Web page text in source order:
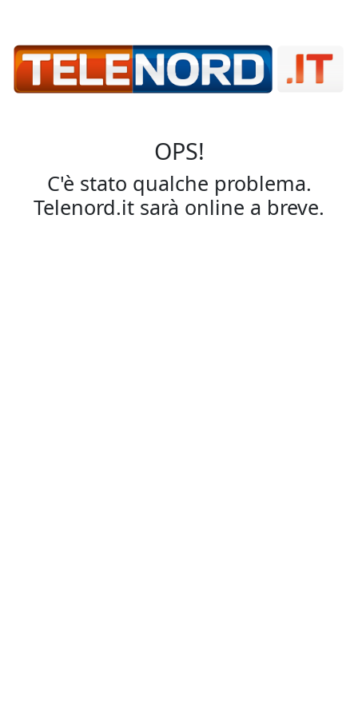
OPS!
C'è stato qualche problema.
Telenord.it sarà online a breve.